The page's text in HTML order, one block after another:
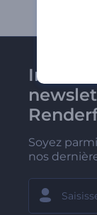
Soyez
nos